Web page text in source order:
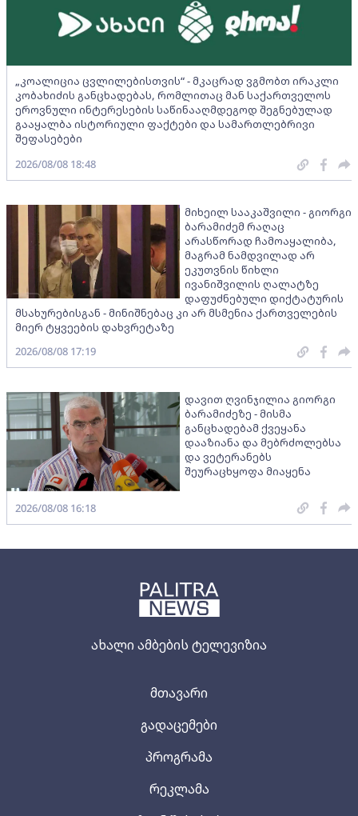
ახალი ამბების ტელევიზია
მთავარი
გადაცემები
პროგრამა
რეკლამა
„კოალიცია ცვლილებისთვის“ - მკაცრად ვგმობთ ირაკლი
კობახიძის განცხადებას, რომლითაც მან საქართველოს
ეროვნული ინტერესების საწინააღმდეგოდ შეგნებულად
გააყალბა ისტორიული ფაქტები და სამართლებრივი
შეფასებები
2026/08/08 18:48
მიხეილ სააკაშვილი - გიორგი
ბარამიძემ რაღაც
არასწორად ჩამოაყალიბა,
მაგრამ ნამდვილად არ
ეკუთვნის წიხლი
ივანიშვილის ღალატზე
დაფუძნებული დიქტატურის
მსახურებისგან - მინიშნებაც კი არ მსმენია ქართველების
მიერ ტყვეების დახვრეტაზე
2026/08/08 17:19
დავით ღვინჯილია გიორგი
ბარამიძეზე - მისმა
განცხადებამ ქვეყანა
დააზიანა და მებრძოლებსა
და ვეტერანებს
შეურაცხყოფა მიაყენა
2026/08/08 16:18